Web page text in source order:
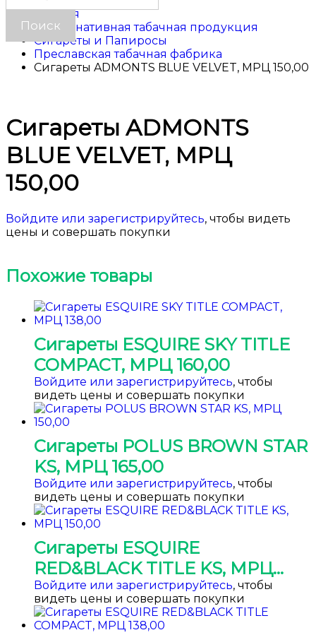
Главная
Альтернативная табачная продукция
Сигареты и Папиросы
Преславская табачная фабрика
Сигареты ADMONTS BLUE VELVET, МРЦ 150,00
Сигареты ADMONTS
BLUE VELVET, МРЦ
150,00
Войдите или зарегистрируйтесь, чтобы видеть
цены и совершать покупки
Похожие товары
Сигареты ESQUIRE SKY TITLE
COMPACT, МРЦ 160,00
Войдите или зарегистрируйтесь, чтобы
видеть цены и совершать покупки
Сигареты POLUS BROWN STAR
KS, МРЦ 165,00
Войдите или зарегистрируйтесь, чтобы
видеть цены и совершать покупки
Сигареты ESQUIRE
RED&BLACK TITLE KS, МРЦ
150,00
Войдите или зарегистрируйтесь, чтобы
видеть цены и совершать покупки